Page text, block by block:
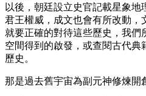
以後，朝廷設立史官記載星象
君王權威，成文也會有所改動，
就要正確的對待這些歷史，我
空間得到的啟發，或查閱古代典
歷史。
那是過去舊宇宙為副元神修煉開